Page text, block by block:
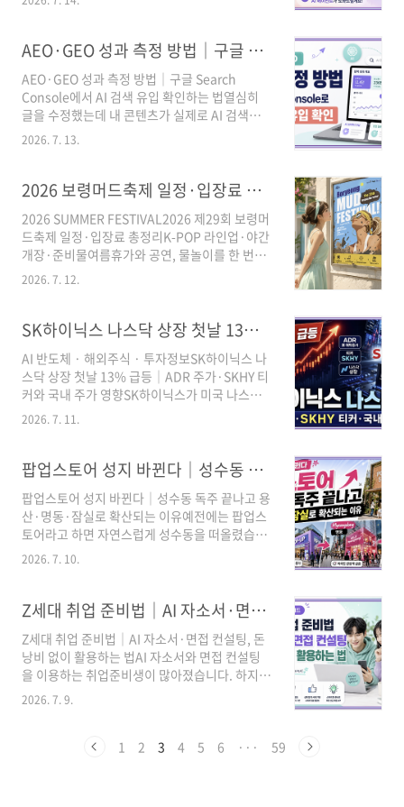
인 특징NC픽스이랜드리테일 계열해외 패션·슈
즈·잡화·리빙보도 ..
이제는 AI에게 원하는 결과를 말하면 검색부터
결해 처리하는 시대가 열리고 있습니다.3줄 요약
① AI 에이전트는 질문에 답하는 데서 끝나지 않
고 여러 앱과 서비스를 연결해 실제 업무를 처리
합니다.② 음성으로 일정 정리, 장소 검색, 메시
지 작성, 예약 준비 등을 요청할 수 있지만 결제와
개인정보 접근은 반드시 확인해야 합니다.③ 앱
로 바뀔 가능성이 큽니다.목차1. A..
AEO·GEO 성과 측정 방법｜구글 Search Console에서 AI 검색 유입 확인하는 법(3편)
AEO·GEO 성과 측정 방법｜구글 Search
Console에서 AI 검색 유입 확인하는 법열심히
글을 수정했는데 내 콘텐츠가 실제로 AI 검색에
노출되고 있는지 궁금하신가요? 이제는 일반 검
색 순위만 보는 것이 아니라 AI Overviews·AI
환까지 함께 확인해야 합니다.3줄 요약① 구글
Search Console의 생성형 AI 성과 보고서에서
AI Overviews와 AI Mode 노출을 확인할 수 있
습니다.② AEO·GEO 성과는 노출 수만 보지 말
고 클릭, 전환, 브랜드 검색 증가, AI 답변 내 인용
여부를 함께 봐야 합니다.③ 보고서 수치가 늘어
2026. 7. 13.
2026 보령머드축제 일정·입장료 예매·숙박 총정리｜K-팝 슈퍼라이브 라인업·야간개장·준비물
2026 SUMMER FESTIVAL2026 제29회 보령머
드축제 일정·입장료 총정리K-POP 라인업·야간
개장·준비물여름휴가와 공연, 물놀이를 한 번에
즐기고 싶다면 2026 보령머드축제를 확인해볼
체험존과 워터파크존을 이용하고, 저녁에는 K-
쇼까지 즐길 수 있습니다.다만 체험존 운영시간
과 요금이 평일·주말에 따라 다르고, 안전점검일
과 야간 연장 운영일도 따로 있으므로 출발 전에
일정을 확인해야 합니다.⚡ 3줄 요약 ① 축제는
12,000원, 금~일 16,000원입니다.③ 7..
2026. 7. 12.
SK하이닉스 나스닥 상장 첫날 13% 급등｜ADR 주가·SKHY 티커와 국내 주가 영향
AI 반도체 · 해외주식 · 투자정보SK하이닉스 나
스닥 상장 첫날 13% 급등｜ADR 주가·SKHY 티
커와 국내 주가 영향SK하이닉스가 미국 나스닥
에 입성하자 첫날부터 강한 매수세가 몰렸습니
했습니다.SK하이닉스가 미국주식예탁증서인
ADR을 통해 나스닥 시장에 상장했습니다.첫 거
래일 ADR은 공모가 149달러보다 약 13% 높은
168.49달러에 마감했습니다. 장중에는 177달러
까지 오르며 미국 투자자의 높은 관심을 확인했
습니다.다만 미국 ADR 가격이 국내 주가보다 높
발행에 따른 희석 가능성을 함께 살펴봐야 합..
2026. 7. 11.
팝업스토어 성지 바뀐다｜성수동 독주 끝나고 용산·명동·잠실로 확산되는 이유는?
팝업스토어 성지 바뀐다｜성수동 독주 끝나고 용
산·명동·잠실로 확산되는 이유예전에는 팝업스
토어라고 하면 자연스럽게 성수동을 떠올렸습니
다. 하지만 2026년 상반기 데이터를 보면 흐름이
·잠실·마포 등 서울 전역으로 팝업 상권이 넓어
지고 있습니다.소비자 입장에서는 이제 성수동만
검색할 필요가 없습니다. 캐릭터·IP 팝업은 용
산, 외국인 관광객과 뷰티·K브랜드 팝업은 명동,
대형몰 중심의 가족·팬덤형 팝업은 잠실까지 함
께 확인하는 것이 좋습니다.3줄 요약첫째, 팝업
전히 1위지만 서울 내 비중은 줄고, 용산·명동·
2026. 7. 10.
Z세대 취업 준비법｜AI 자소서·면접 컨설팅, 돈 낭비 없이 활용하는 법
Z세대 취업 준비법｜AI 자소서·면접 컨설팅, 돈
낭비 없이 활용하는 법AI 자소서와 면접 컨설팅
을 이용하는 취업준비생이 많아졌습니다. 하지만
서비스를 많이 결제한다고 합격 가능성이 반드시
높아지는 것은 아닙니다.중요한 것은 내가 부족
번 글에서는 취준생이 무료로 먼저 확인할 서비
2026. 7. 9.
1 2 3 4 5 6 ··· 59